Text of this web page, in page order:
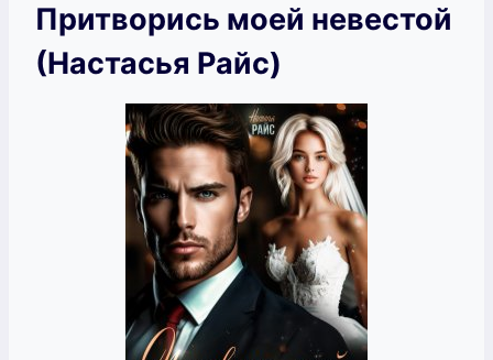
Притворись моей невестой
(Настасья Райс)